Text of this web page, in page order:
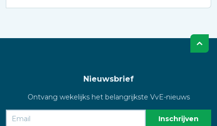
Nieuwsbrief
Ontvang wekelijks het belangrijkste VvE-nieuws